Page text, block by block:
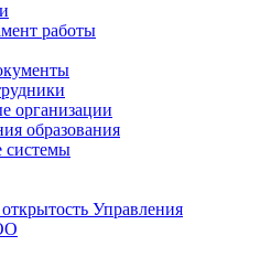
работы
организации
образования
Управления